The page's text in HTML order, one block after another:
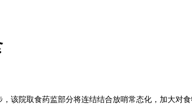
院取食药监部分将连结结合放哨常态化，加大对